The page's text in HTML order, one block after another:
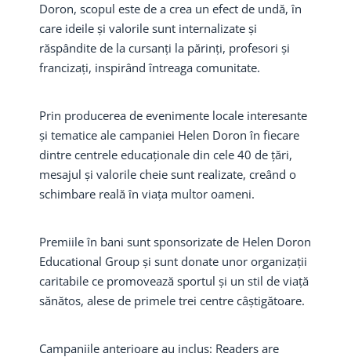
Doron, scopul este de a crea un efect de undă, în
care ideile și valorile sunt internalizate și
răspândite de la cursanți la părinți, profesori și
francizați, inspirând întreaga comunitate.
Prin producerea de evenimente locale interesante
și tematice ale campaniei Helen Doron în fiecare
dintre centrele educaționale din cele 40 de țări,
mesajul și valorile cheie sunt realizate, creând o
schimbare reală în viața multor oameni.
Premiile în bani sunt sponsorizate de Helen Doron
Educational Group și sunt donate unor organizații
caritabile ce promovează sportul și un stil de viață
sănătos, alese de primele trei centre câștigătoare.
Campaniile anterioare au inclus: Readers are